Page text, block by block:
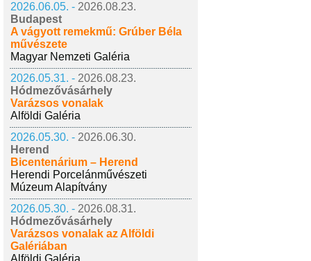
2026.06.05. - 2026.08.23.
Budapest
A vágyott remekmű: Grúber Béla
művészete
Magyar Nemzeti Galéria
2026.05.31. - 2026.08.23.
Hódmezővásárhely
Varázsos vonalak
Alföldi Galéria
2026.05.30. - 2026.06.30.
Herend
Bicentenárium – Herend
Herendi Porcelánművészeti
Múzeum Alapítvány
2026.05.30. - 2026.08.31.
Hódmezővásárhely
Varázsos vonalak az Alföldi
Galériában
Alföldi Galéria